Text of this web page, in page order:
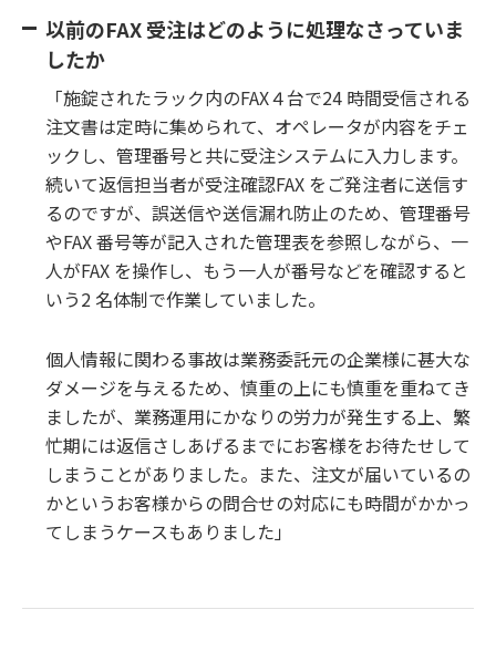
以前のFAX 受注はどのように処理なさっていま
したか
「施錠されたラック内のFAX４台で24 時間受信される
注文書は定時に集められて、オペレータが内容をチェ
ックし、管理番号と共に受注システムに入力します。
続いて返信担当者が受注確認FAX をご発注者に送信す
るのですが、誤送信や送信漏れ防止のため、管理番号
やFAX 番号等が記入された管理表を参照しながら、一
人がFAX を操作し、もう一人が番号などを確認すると
いう2 名体制で作業していました。
個人情報に関わる事故は業務委託元の企業様に甚大な
ダメージを与えるため、慎重の上にも慎重を重ねてき
ましたが、業務運用にかなりの労力が発生する上、繁
忙期には返信さしあげるまでにお客様をお待たせして
しまうことがありました。また、注文が届いているの
かというお客様からの問合せの対応にも時間がかかっ
てしまうケースもありました」